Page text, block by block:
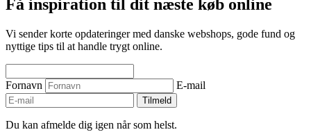
Få inspiration til dit næste køb online
Vi sender korte opdateringer med danske webshops, gode fund og
nyttige tips til at handle trygt online.
Fornavn E-mail
Tilmeld
Du kan afmelde dig igen når som helst.